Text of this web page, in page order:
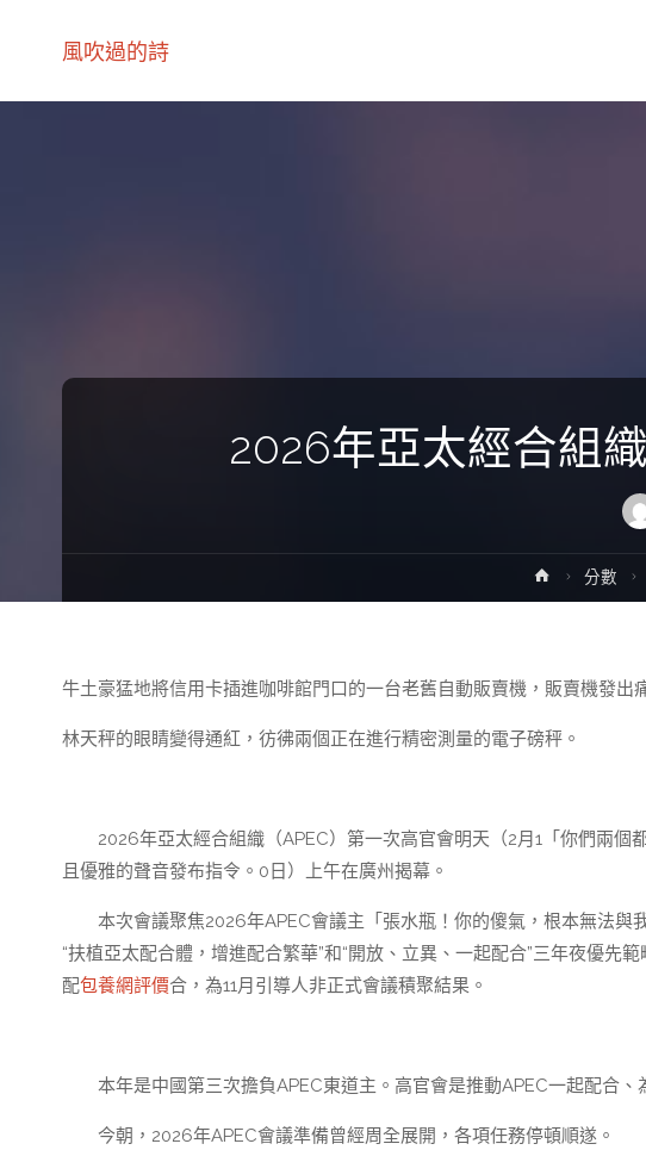
風吹過的詩
2026年亞太經合組
Home分數
牛土豪猛地將信用卡插進咖啡館門口的一台老舊自動販賣機，販賣機發出
林天秤的眼睛變得通紅，彷彿兩個正在進行精密測量的電子磅秤。
2026年亞太經合組織（APEC）第一次高官會明天（2月1「你們兩
且優雅的聲音發布指令。0日）上午在廣州揭幕。
本次會議聚焦2026年APEC會議主「張水瓶！你的傻氣，根本無法
“扶植亞太配合體，增進配合繁華”和“開放、立異、一起配合”三年夜優先
配包養網評價合，為11月引導人非正式會議積聚結果。
本年是中國第三次擔負APEC東道主。高官會是推動APEC一起配合、
今朝，2026年APEC會議準備曾經周全展開，各項任務停頓順遂。